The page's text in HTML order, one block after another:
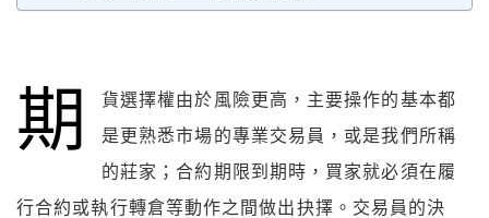
期
貨選擇權由於風險更高，主要操作的基本都
是更熟悉市場的專業交易員，或是我們所稱
的莊家；合約期限到期時，買家就必須在履
行合約或執行轉倉等動作之間做出抉擇。交易員的決